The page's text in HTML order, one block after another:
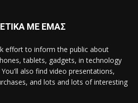
ΜΕ ΕΜΑΣ
effort to inform the public about
tablets, gadgets, in technology
also find video presentations,
and lots and lots of interesting